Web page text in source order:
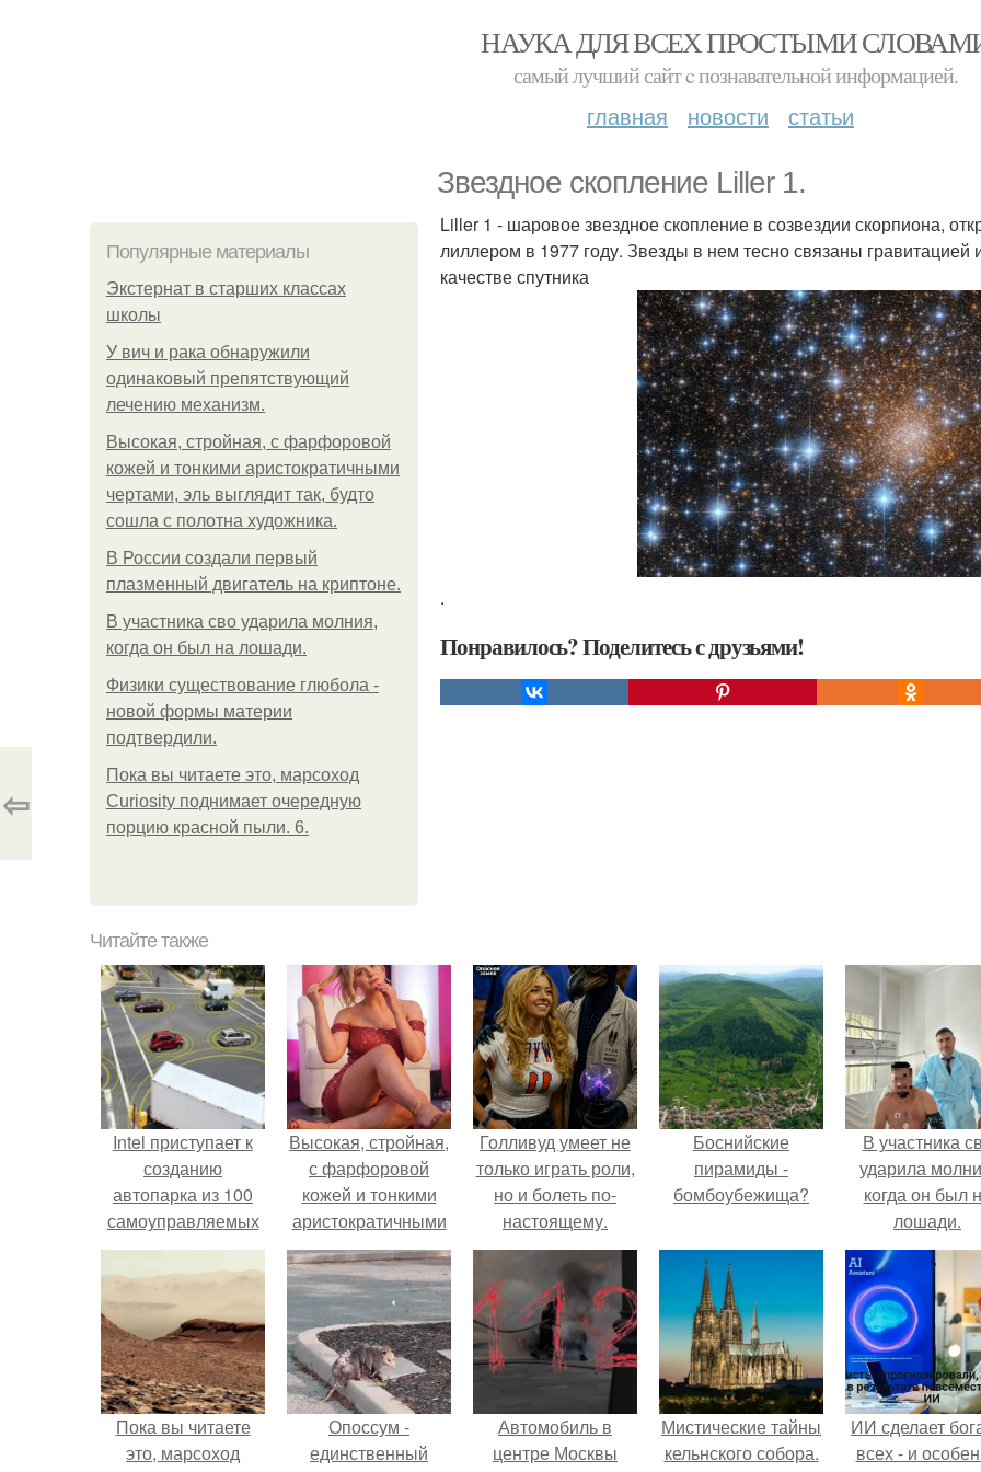
НАУКА ДЛЯ ВСЕХ ПРОСТЫМИ
самый лучший сайт c познавательной информацией.
главная новости статьи
Звездное скопление Liller 1.
Популярные материалы
Экстернат в старших классах
школы
У вич и рака обнаружили
одинаковый препятствующий
лечению механизм.
Высокая, стройная, с фарфоровой
кожей и тонкими аристократичными
чертами, эль выглядит так, будто
сошла с полотна художника.
В России создали первый
плазменный двигатель на криптоне.
В участника сво ударила молния,
когда он был на лошади.
Физики существование глюбола -
новой формы материи
подтвердили.
Пока вы читаете это, марсоход
Curiosity поднимает очередную
порцию красной пыли. 6.
Liller 1 - шаровое звездное скопление в созвездии скорпиона,
лиллером в 1977 году. Звезды в нем тесно связаны гравитацией
качестве спутника
.
Понравилось? Поделитесь с друзьями!
⇦
Читайте также
Intel приступает к
созданию
автопарка из 100
самоуправляемых
авто.
Высокая, стройная,
с фарфоровой
кожей и тонкими
аристократичными
чертами, эль
выглядит так, будто
сошла с полотна
художника.
Голливуд умеет не
только играть роли,
но и болеть по-
настоящему.
Боснийские
пирамиды -
бомбоубежища?
В участника
ударила
когда он был
лошади.
Пока вы читаете
это, марсоход
Опоссум -
единственный
Автомобиль в
центре Москвы
Мистические тайны
кельнского собора.
ИИ сделает
всех - и